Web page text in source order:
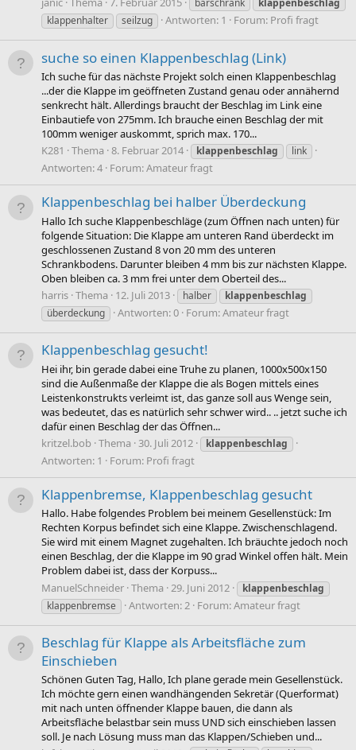
barschrank
klappenbeschlag
klappenhalter
seilzug Antworten: 1 Forum: Profi fragt
suche so einen Klappenbeschlag (Link)
Ich suche für das nächste Projekt solch einen Klappenbeschlag
...der die Klappe im geöffneten Zustand genau oder annähernd
senkrecht hält. Allerdings braucht der Beschlag im Link eine
Einbautiefe von 275mm. Ich brauche einen Beschlag der mit
100mm weniger auskommt, sprich max. 170...
K281
Thema 8. Februar 2014 klappenbeschlag link
Antworten: 4 Forum:Amateur fragt
Klappenbeschlag bei halber Überdeckung
Hallo Ich suche Klappenbeschläge (zum Öffnen nach unten) für
folgende Situation: Die Klappe am unteren Rand überdeckt im
geschlossenen Zustand 8 von 20 mm des unteren
Schrankbodens. Darunter bleiben 4 mm bis zur nächsten Klappe.
Oben bleiben ca. 3 mm frei unter dem Oberteil des...
harris Thema 12. Juli 2013 halber
klappenbeschlag
überdeckung
Antworten: 0 Forum:Amateur fragt
Klappenbeschlag gesucht!
Hei ihr, bin gerade dabei eine Truhe zu planen, 1000x500x150
sind die Außenmaße der Klappe die als Bogen mittels eines
Leistenkonstrukts verleimt ist, das ganze soll aus Wenge sein,
was bedeutet, das es natürlich sehr schwer wird.. .. jetzt suche ich
dafür einen Beschlag der das Öffnen...
kritzel.bob Thema 30. Juli 2012 klappenbeschlag
Antworten: 1 Forum: Profi fragt
Klappenbremse, Klappenbeschlag gesucht
Hallo. Habe folgendes Problem bei meinem Gesellenstück: Im
Rechten Korpus befindet sich eine Klappe. Zwischenschlagend.
Sie wird mit einem Magnet zugehalten. Ich bräuchte jedoch noch
einen Beschlag, der die Klappe im 90 grad Winkel offen hält. Mein
Problem dabei ist, dass der Korpuss...
ManuelSchneider Thema 29. Juni 2012
klappenbeschlag
klappenbremse
Antworten: 2 Forum:Amateur fragt
Beschlag für Klappe als Arbeitsfläche zum
Einschieben
Schönen Guten Tag, Hallo, Ich plane gerade mein Gesellenstück.
Ich möchte gern einen wandhängenden Sekretär (Querformat)
mit nach unten öffnender Klappe bauen, die dann als
Arbeitsfläche belastbar sein muss UND sich einschieben lassen
soll. Je nach Lösung muss man das Klappen/Schieben und...